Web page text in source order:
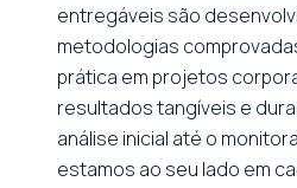
entregáveis são
metodologias
prática em projetos
resultados tangíveis e
análise inicial até o
estamos ao seu lado em